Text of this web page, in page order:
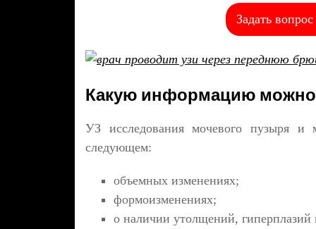
Задать
Какую информацию можно
УЗ исследования мочевого пузыря и
следующем:
объемных изменениях;
формоизменениях;
о наличии утолщений, гиперплазий